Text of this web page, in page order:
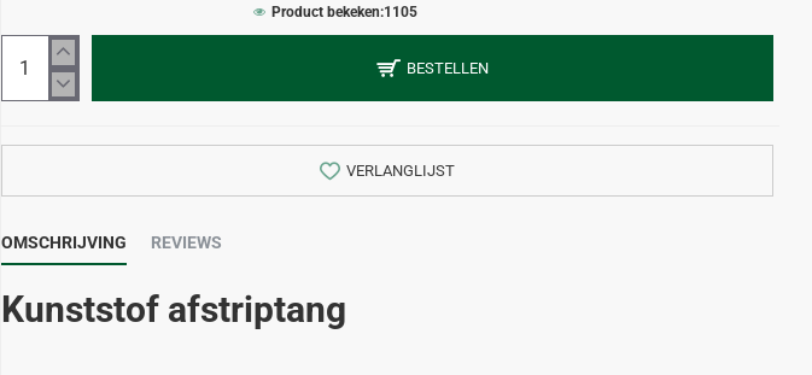
Product bekeken:1105
BESTELLEN
VERLANGLIJST
OMSCHRIJVING REVIEWS
Kunststof afstriptang